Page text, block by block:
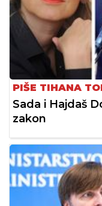
PIŠE TIHANA
Sada i Hajdaš
zakon